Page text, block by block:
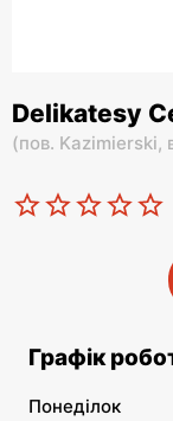
Delikatesy
(пов. Kazimierski,
Графік
Понеділок